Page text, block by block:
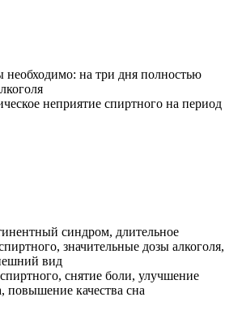
необходимо: на три дня полностью
неприятие спиртного на период
синдром, длительное
значительные дозы алкоголя,
вид
снятие боли, улучшение
повышение качества сна